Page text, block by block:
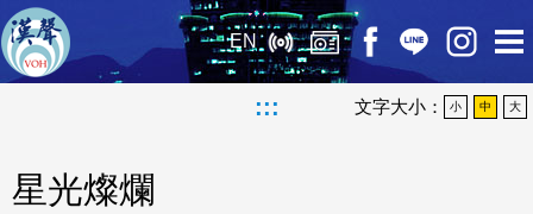
EN
::: 文字大小： 小 中 大
星光燦爛